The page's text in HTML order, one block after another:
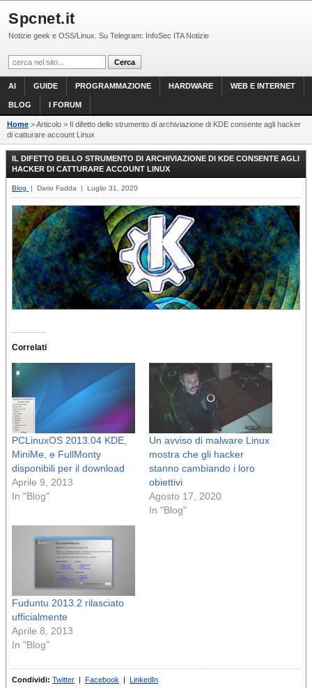
Spcnet.it
Notizie geek e OSS/Linux. Su Telegram: InfoSec ITA Notizie
AI GUIDE PROGRAMMAZIONE HARDWARE WEB E INTERNET
BLOG I FORUM
Home > Articolo > Il difetto dello strumento di archiviazione di KDE consente agli hacker
di catturare account Linux
IL DIFETTO DELLO STRUMENTO DI ARCHIVIAZIONE DI KDE CONSENTE AGLI
HACKER DI CATTURARE ACCOUNT LINUX
Blog | Dario Fadda | Luglio 31, 2020
Correlati
PCLinuxOS 2013.04 KDE,
MiniMe, e FullMonty
disponibili per il download
Aprile 9, 2013
In "Blog"
Un avviso di malware Linux
mostra che gli hacker
stanno cambiando i loro
obiettivi
Agosto 17, 2020
In "Blog"
Fuduntu 2013.2 rilasciato
ufficialmente
Aprile 8, 2013
In "Blog"
Condividi: Twitter Facebook LinkedIn